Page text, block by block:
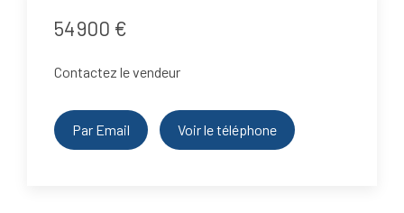
54 900 €
Contactez le vendeur
Par Email Voir le téléphone